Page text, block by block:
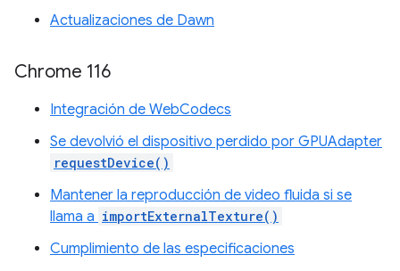
Actualizaciones de Dawn
Chrome 116
Integración de WebCodecs
Se devolvió el dispositivo perdido por GPUAdapter
requestDevice()
Mantener la reproducción de video fluida si se
llama a importExternalTexture()
Cumplimiento de las especificaciones